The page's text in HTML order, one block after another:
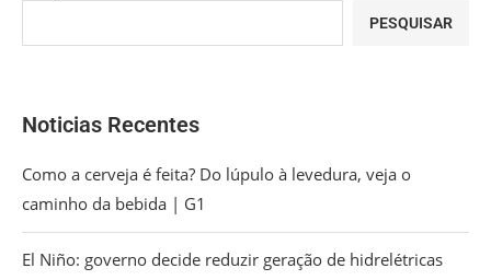
PESQUISAR
Noticias Recentes
Como a cerveja é feita? Do lúpulo à levedura, veja o
caminho da bebida | G1
El Niño: governo decide reduzir geração de hidrelétricas